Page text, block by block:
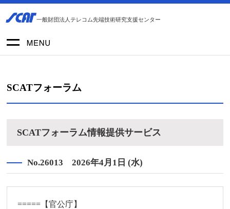
一般財団法人テレコム先端技術研究支援センター
SCATフォーラム
SCATフォーラム情報提供サービス
No.26013 2026年4月1日 (水)
=====【官公庁】